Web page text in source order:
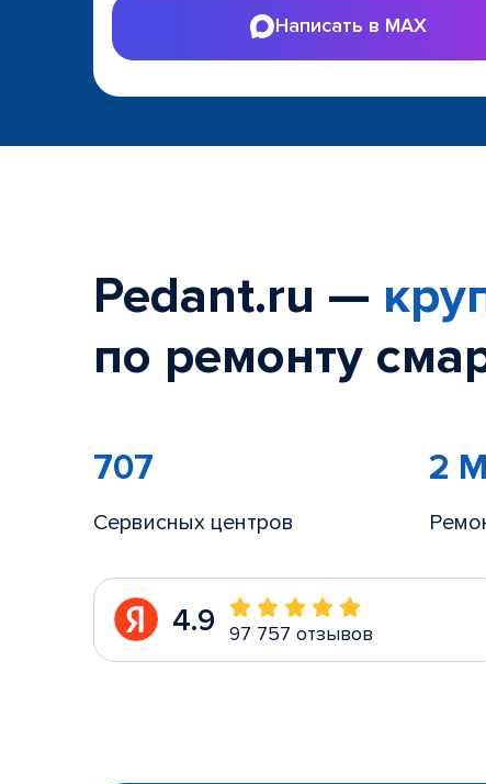
Написать в MAX
Pedant.ru —
по ремонту
707
Сервисных центров
2
4.9 97 757 отзывов